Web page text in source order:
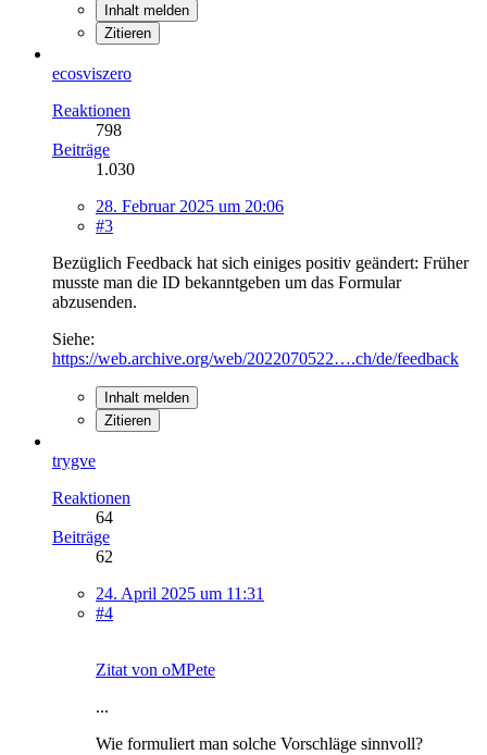
Inhalt melden
Zitieren
ecosviszero
Reaktionen
798
Beiträge
1.030
28. Februar 2025 um 20:06
#3
Bezüglich Feedback hat sich einiges positiv geändert: Früher
musste man die ID bekanntgeben um das Formular
abzusenden.
Siehe:
https://web.archive.org/web/2022070522….ch/de/feedback
Inhalt melden
Zitieren
trygve
Reaktionen
64
Beiträge
62
24. April 2025 um 11:31
#4
Zitat von oMPete
...
Wie formuliert man solche Vorschläge sinnvoll?